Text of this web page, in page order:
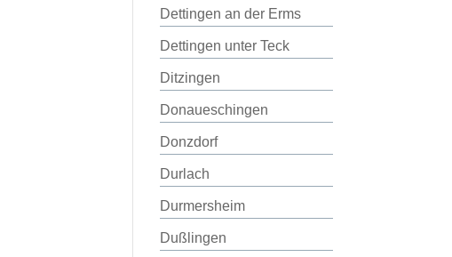
Dettingen an der Erms
Dettingen unter Teck
Ditzingen
Donaueschingen
Donzdorf
Durlach
Durmersheim
Dußlingen